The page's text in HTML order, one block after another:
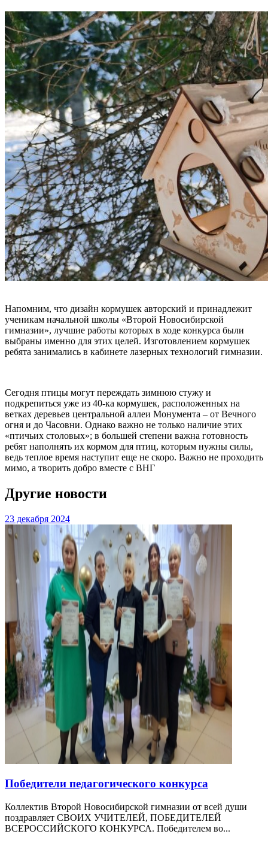
Напомним, что дизайн кормушек авторский и принадлежит
ученикам начальной школы «Второй Новосибирской
гимназии», лучшие работы которых в ходе конкурса были
выбраны именно для этих целей. Изготовлением кормушек
ребята занимались в кабинете лазерных технологий гимназии.
Сегодня птицы могут переждать зимнюю стужу и
подкрепиться уже из 40-ка кормушек, расположенных на
ветках деревьев центральной аллеи Монумента – от Вечного
огня и до Часовни. Однако важно не только наличие этих
«птичьих столовых»; в большей степени важна готовность
ребят наполнять их кормом для птиц, которым нужны силы,
ведь теплое время наступит еще не скоро. Важно не проходить
мимо, а творить добро вместе с ВНГ
Другие новости
23 декабря 2024
Победители педагогического конкурса
Коллектив Второй Новосибирской гимназии от всей души
поздравляет СВОИХ УЧИТЕЛЕЙ, ПОБЕДИТЕЛЕЙ
ВСЕРОССИЙСКОГО КОНКУРСА. Победителем во...